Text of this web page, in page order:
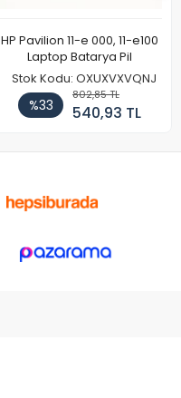
HP Pavilion 11-e 000, 11-e100
Laptop Batarya Pil
Stok Kodu: OXUXVXVQNJ
%33
802,85 TL
540,93 TL